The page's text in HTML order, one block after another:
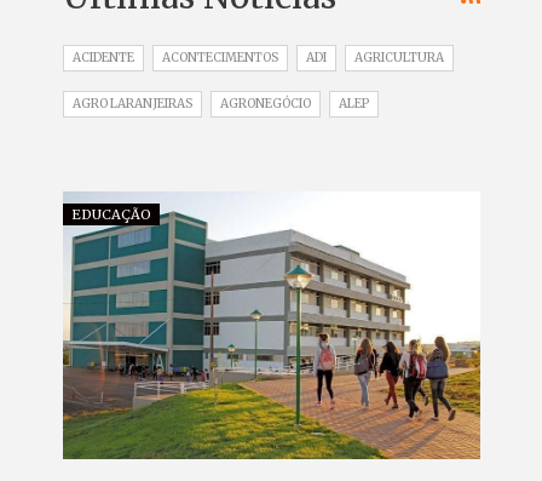
ACIDENTE ACONTECIMENTOS ADI AGRICULTURA
AGRO LARANJEIRAS AGRONEGÓCIO ALEP
EDUCAÇÃO